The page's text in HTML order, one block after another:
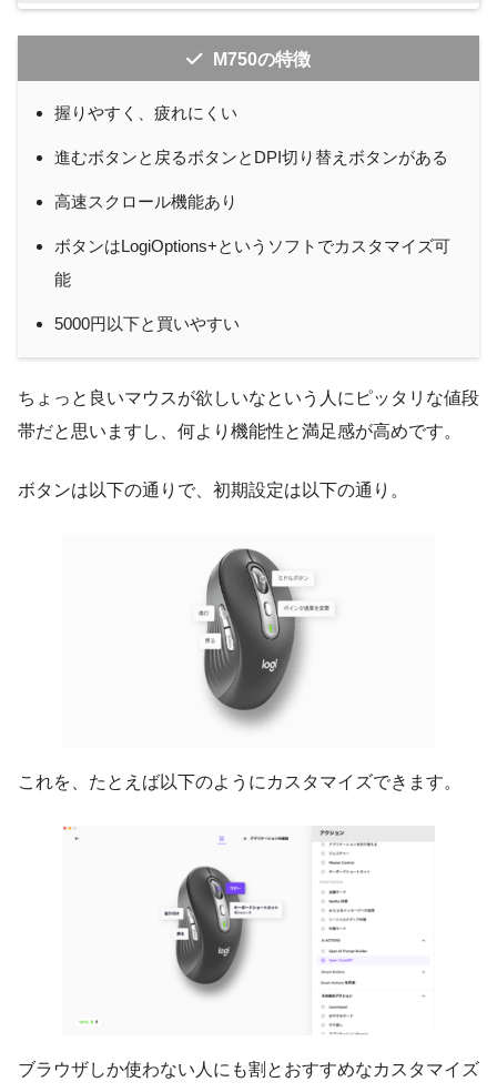
M750の特徴
握りやすく、疲れにくい
進むボタンと戻るボタンとDPI切り替えボタンがある
高速スクロール機能あり
ボタンはLogiOptions+というソフトでカスタマイズ可
能
5000円以下と買いやすい
ちょっと良いマウスが欲しいなという人にピッタリな値段
帯だと思いますし、何より機能性と満足感が高めです。
ボタンは以下の通りで、初期設定は以下の通り。
これを、たとえば以下のようにカスタマイズできます。
ブラウザしか使わない人にも割とおすすめなカスタマイズ